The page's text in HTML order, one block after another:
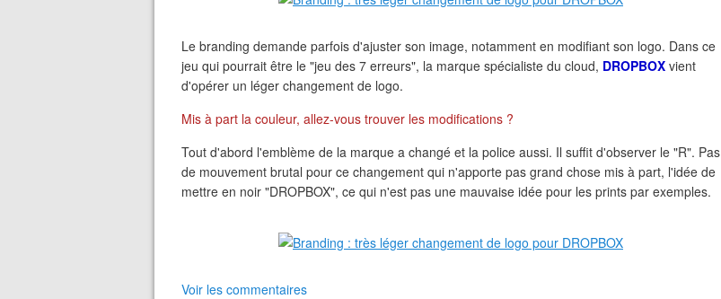
Le branding demande parfois d'ajuster son image, notamment en modifiant son logo. Dans ce
jeu qui pourrait être le "jeu des 7 erreurs", la marque spécialiste du cloud, DROPBOX vient
d'opérer un léger changement de logo.
Mis à part la couleur, allez-vous trouver les modifications ?
Tout d'abord l'emblème de la marque a changé et la police aussi. Il suffit d'observer le "R". Pas
de mouvement brutal pour ce changement qui n'apporte pas grand chose mis à part, l'idée de
mettre en noir "DROPBOX", ce qui n'est pas une mauvaise idée pour les prints par exemples.
Voir les commentaires